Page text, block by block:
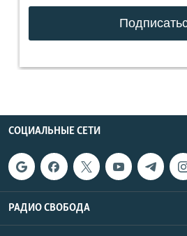
СОЦИАЛЬНЫЕ СЕТИ
РАДИО СВОБОДА